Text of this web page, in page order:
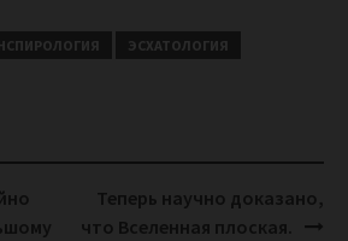
ЭСХАТОЛОГИЯ
Теперь научно доказано,
что Вселенная плоская.